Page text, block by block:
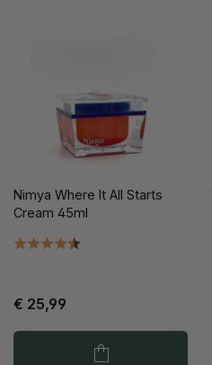
Nimya Where It All Starts
Cream 45ml
€ 25,99